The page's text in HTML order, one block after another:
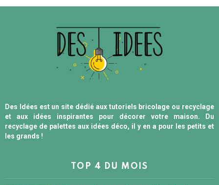
Des Idées est un site dédié aux tutoriels bricolage ou recyclage
et aux idées inspirantes pour décorer votre maison. Du
recyclage de palettes aux idées déco, il y en a pour les petits et
les grands !
TOP 4 DU MOIS